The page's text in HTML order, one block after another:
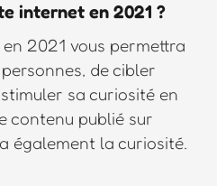
internet en 2021 ?
2021 vous permettra
de cibler
sa curiosité en
contenu publié sur
également la curiosité.